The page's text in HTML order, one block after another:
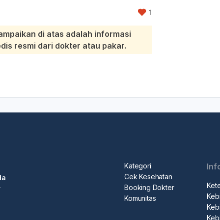
1
di atas adalah informasi
resmi dari dokter atau pakar.
Kategori
Cek Kesehatan
Booking Dokter
Komunitas